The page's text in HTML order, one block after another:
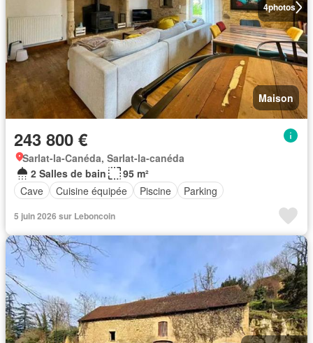
4photos
Maison
243 800 €
Sarlat-la-Canéda, Sarlat-la-canéda
2 Salles de bain
95 m²
Cave
Cuisine équipée Piscine Parking
5 juin 2026 sur Leboncoin